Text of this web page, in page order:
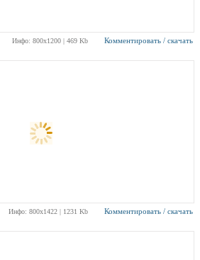
Инфо: 800х1200 | 469 Kb Комментировать / скачать
Инфо: 800х1422 | 1231 Kb Комментировать / скачать